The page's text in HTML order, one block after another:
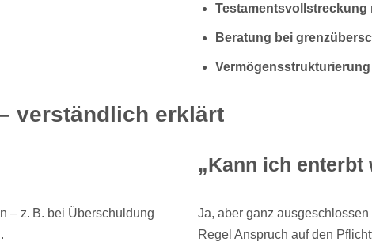
Testamentsvollstreckung
Beratung bei
verständlich erklärt
– z. B. bei Überschuldung
„Kann ich enterbt
Ja, aber ganz
Regel Anspruch auf den